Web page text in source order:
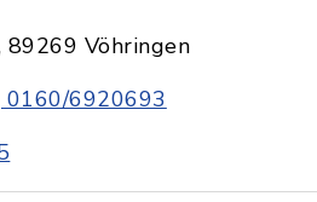
Vöhringen
6920693